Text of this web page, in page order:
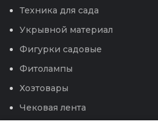
Техника для сада
Укрывной материал
Фигурки садовые
Фитолампы
Хозтовары
Чековая лента